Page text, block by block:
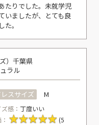
たりでした。未就学児
いましたが、とても良
。
千葉県
ラル
レスサイズ M
ズ感：丁度いい
(5